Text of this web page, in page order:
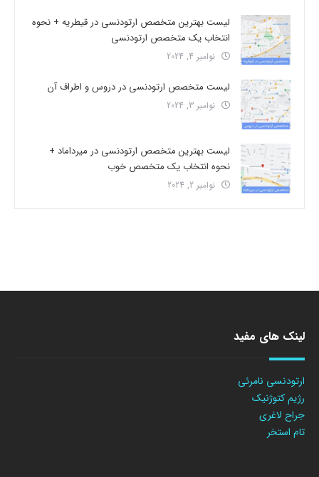
لیست بهترین متخصص ارتودنسی در قیطریه + نحوه
انتخاب یک متخصص ارتودنسی
نوامبر 4, 2024
لیست متخصص ارتودنسی در دروس و اطراف آن
نوامبر 3, 2024
لیست بهترین متخصص ارتودنسی در میرداماد +
نحوه انتخاب یک متخصص خوب
نوامبر 2, 2024
لینک های مفید
ارتودنسی نامرئی
رژیم کتوژنیک
جراح لاغری
تام استخر